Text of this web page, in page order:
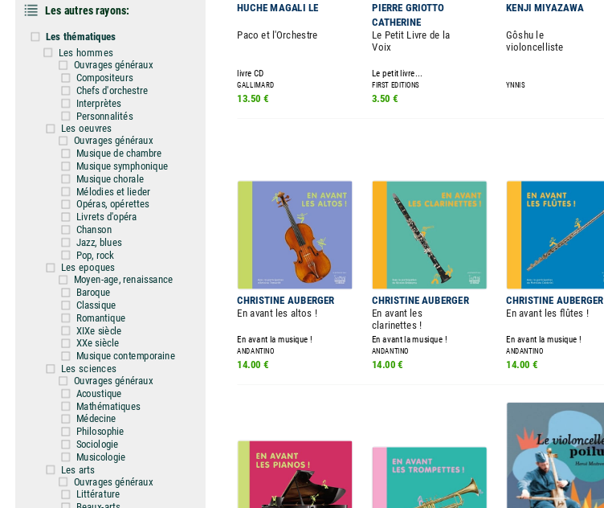
Les autres rayons:
Les thématiques
Les hommes
Ouvrages généraux
Compositeurs
Chefs d'orchestre
Interprètes
Personnalités
Les oeuvres
Ouvrages généraux
Musique de chambre
Musique symphonique
Musique chorale
Mélodies et lieder
Opéras, opérettes
Livrets d'opéra
Chanson
Jazz, blues
Pop, rock
Les epoques
Moyen-age, renaissance
Baroque
Classique
Romantique
XIXe siècle
XXe siècle
Musique contemporaine
Les sciences
Ouvrages généraux
Acoustique
Mathématiques
Médecine
Philosophie
Sociologie
Musicologie
Les arts
Ouvrages généraux
Littérature
HUCHE MAGALI LE
PIERRE GRIOTTO
CATHERINE
KENJI MIYAZAWA
Paco et l'Orchestre Le Petit Livre de la
Voix
Gôshu le
violoncelliste
livre CD Le petit livre...
GALLIMARD FIRST EDITIONS YNNIS
13.50 € 3.50 €
CHRISTINE AUBERGER CHRISTINE AUBERGER CHRISTINE AUBERGER
En avant les altos ! En avant les
clarinettes !
En avant les flûtes !
En avant la musique ! En avant la musique ! En avant la musique !
ANDANTINO ANDANTINO ANDANTINO
14.00 € 14.00 € 14.00 €